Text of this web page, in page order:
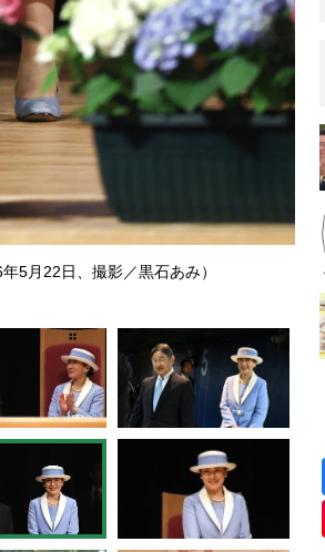
5月22日、撮影／黒石あみ）